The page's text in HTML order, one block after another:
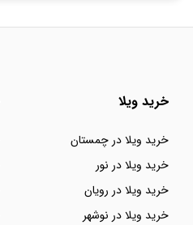
خرید ویلا
خرید ویلا در چمستان
خرید ویلا در نور
خرید ویلا در رویان
خرید ویلا در نوشهر